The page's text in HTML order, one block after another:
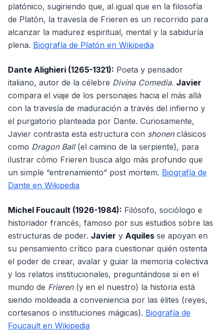
platónico, sugiriendo que, al igual que en la filosofía
de Platón, la travesía de Frieren es un recorrido para
alcanzar la madurez espiritual, mental y la sabiduría
plena. Biografía de Platón en Wikipedia
Dante Alighieri (1265-1321): Poeta y pensador
italiano, autor de la célebre Divina Comedia. Javier
compara el viaje de los personajes hacia el más allá
con la travesía de maduración a través del infierno y
el purgatorio planteada por Dante. Curiosamente,
Javier contrasta esta estructura con shonenclásicos
como Dragon Ball(el camino de la serpiente), para
ilustrar cómo Frieren busca algo más profundo que
un simple “entrenamiento” post mortem. Biografía de
Dante en Wikipedia
Michel Foucault (1926-1984): Filósofo, sociólogo e
historiador francés, famoso por sus estudios sobre las
estructuras de poder. Javier y Aquiles se apoyan en
su pensamiento crítico para cuestionar quién ostenta
el poder de crear, avalar y guiar la memoria colectiva
y los relatos institucionales, preguntándose si en el
mundo de Frieren(y en el nuestro) la historia está
siendo moldeada a conveniencia por las élites (reyes,
cortesanos o instituciones mágicas). Biografía de
Foucault en Wikipedia